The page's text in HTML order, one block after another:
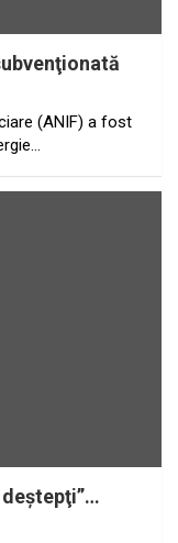
(ANIF) a fost